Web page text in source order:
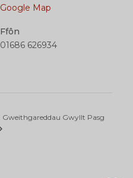
Google Map
Ffôn
01686 626934
Gweithgareddau Gwyllt Pasg